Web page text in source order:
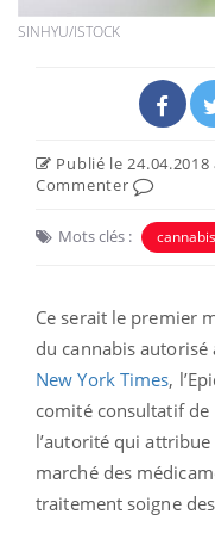
SINHYU/ISTOCK
Publié le 24.04.2018
Commenter
Mots clés : cannabis
Ce serait le premier
du cannabis autorisé
New York Times,
comité consultatif
l’autorité qui
marché des
traitement soigne